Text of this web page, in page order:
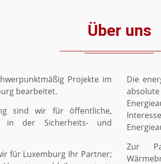
Über uns
Projekte im
bearbeitet.
sind wir für öffentliche,
in der Sicherheits- und
für Luxemburg Ihr Partner;
Die
Zur